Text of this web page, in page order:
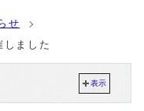
せ
しました
表示